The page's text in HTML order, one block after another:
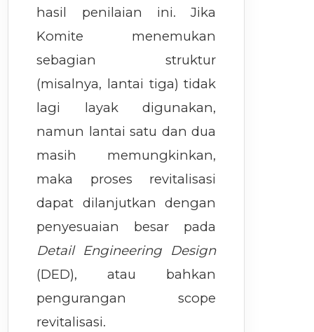
hasil penilaian ini. Jika
Komite menemukan
sebagian struktur
(misalnya, lantai tiga) tidak
lagi layak digunakan,
namun lantai satu dan dua
masih memungkinkan,
maka proses revitalisasi
dapat dilanjutkan dengan
penyesuaian besar pada
Detail Engineering Design
(DED), atau bahkan
pengurangan scope
revitalisasi.